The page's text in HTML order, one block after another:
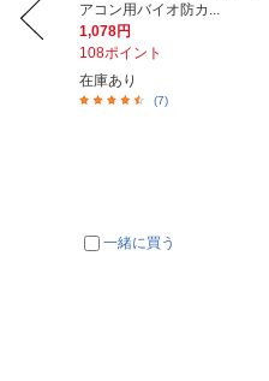
アコン用バイオ防カ...
1,078円
108ポイント
在庫あり
(7)
一緒に買う